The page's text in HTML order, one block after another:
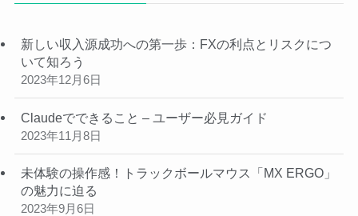
新しい収入源成功への第一歩：FXの利点とリスクにつ
いて知ろう
2023年12月6日
Claudeでできること – ユーザー必見ガイド
2023年11月8日
未体験の操作感！トラックボールマウス「MX ERGO」
の魅力に迫る
2023年9月6日